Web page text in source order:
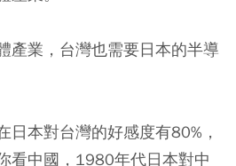
產業，台灣也需要日本的半導
日本對台灣的好感度有80%，
看中國，1980年代日本對中